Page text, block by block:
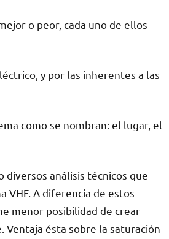
o peor, cada uno de ellos
y por las inherentes a las
como se nombran: el lugar, el
diversos análisis técnicos que
VHF. A diferencia de estos
menor posibilidad de crear
ésta sobre la saturación